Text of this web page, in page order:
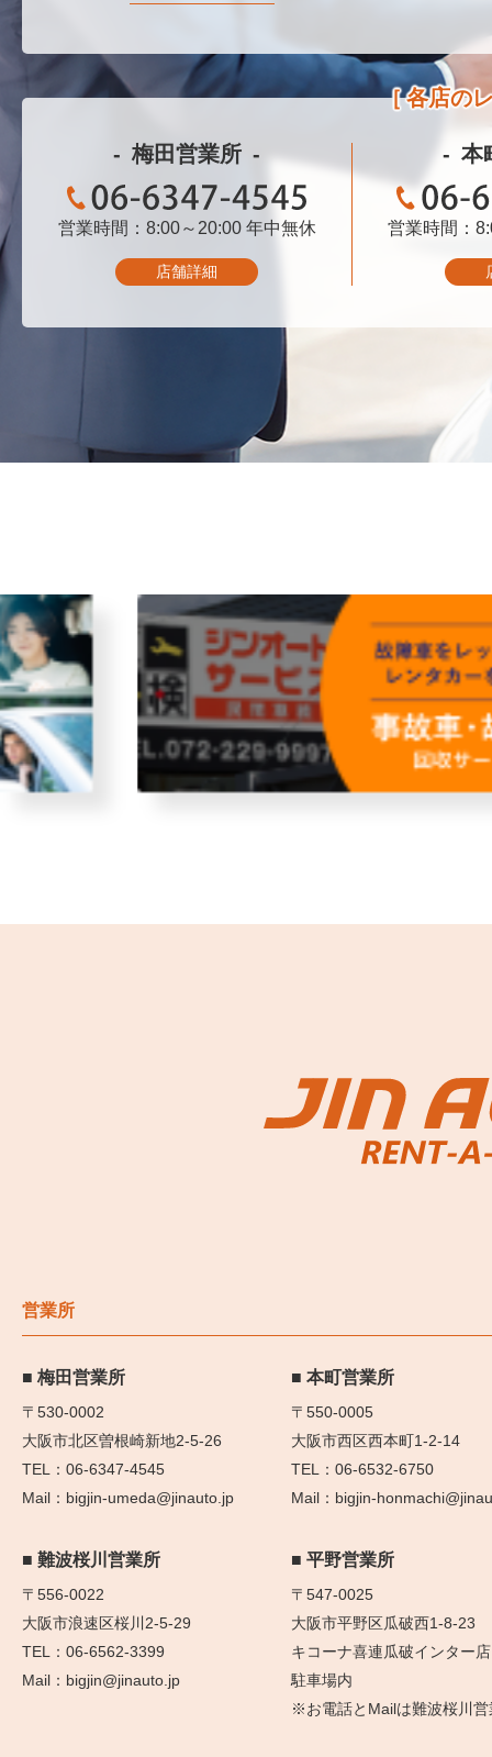
各店の
梅田営業所
06-6347-4545
営業時間：8:00～20:00 年中無休
店舗詳細
本
営業時間：
営業所
梅田営業所
〒530-0002
大阪市北区曽根崎新地2-5-26
06-6347-4545
bigjin-umeda@jinauto.jp
本町営業所
〒550-0005
大阪市西区西本町1-2-14
06-6532-6750
bigjin-
難波桜川営業所
〒556-0022
大阪市浪速区桜川2-5-29
06-6562-3399
bigjin@jinauto.jp
平野営業所
〒547-0025
大阪市平野区瓜破西1-8-23
キコーナ喜連瓜破インター店
駐車場内
※お電話とMailは難波桜川営